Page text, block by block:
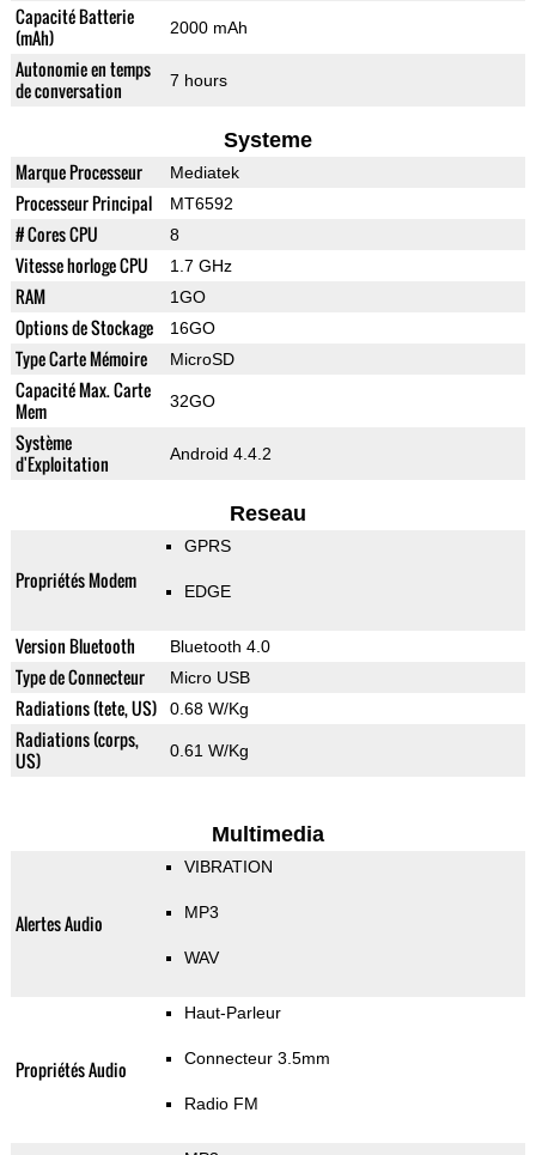
Capacité Batterie
(mAh)
2000 mAh
Autonomie en temps
de conversation
7 hours
Systeme
Marque Processeur Mediatek
Processeur Principal MT6592
# Cores CPU 8
Vitesse horloge CPU 1.7 GHz
RAM 1GO
Options de Stockage 16GO
Type Carte Mémoire MicroSD
Capacité Max. Carte
Mem
32GO
Système
d'Exploitation
Android 4.4.2
Reseau
Propriétés Modem
GPRS
EDGE
Version Bluetooth Bluetooth 4.0
Type de Connecteur Micro USB
Radiations (tete, US) 0.68 W/Kg
Radiations (corps,
US)
0.61 W/Kg
Multimedia
Alertes Audio
VIBRATION
MP3
WAV
Propriétés Audio
Haut-Parleur
Connecteur 3.5mm
Radio FM